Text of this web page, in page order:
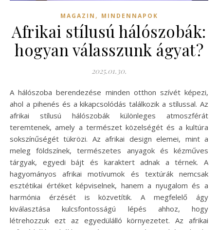
MAGAZIN , MINDENNAPOK
Afrikai stílusú hálószobák:
hogyan válasszunk ágyat?
2025.01.30.
A hálószoba berendezése minden otthon szívét képezi,
ahol a pihenés és a kikapcsolódás találkozik a stílussal. Az
afrikai stílusú hálószobák különleges atmoszférát
teremtenek, amely a természet közelségét és a kultúra
sokszínűségét tükrözi. Az afrikai design elemei, mint a
meleg földszínek, természetes anyagok és kézműves
tárgyak, egyedi bájt és karaktert adnak a térnek. A
hagyományos afrikai motívumok és textúrák nemcsak
esztétikai értéket képviselnek, hanem a nyugalom és a
harmónia érzését is közvetítik. A megfelelő ágy
kiválasztása kulcsfontosságú lépés ahhoz, hogy
létrehozzuk ezt az egyedülálló környezetet. Az afrikai